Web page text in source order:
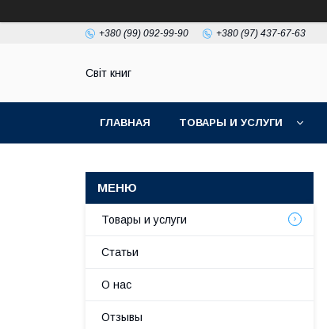
+380 (99) 092-99-90 +380 (97) 437-67-63
Світ книг
ГЛАВНАЯ ТОВАРЫ И УСЛУГИ
Товары и услуги
Статьи
О нас
Отзывы